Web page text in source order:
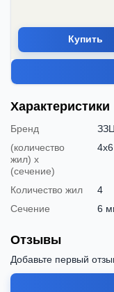
Купить
Характеристики
Бренд
(количество
жил) х
(сечение)
4х6
Количество жил
4
Сечение
6
Отзывы
Добавьте первый